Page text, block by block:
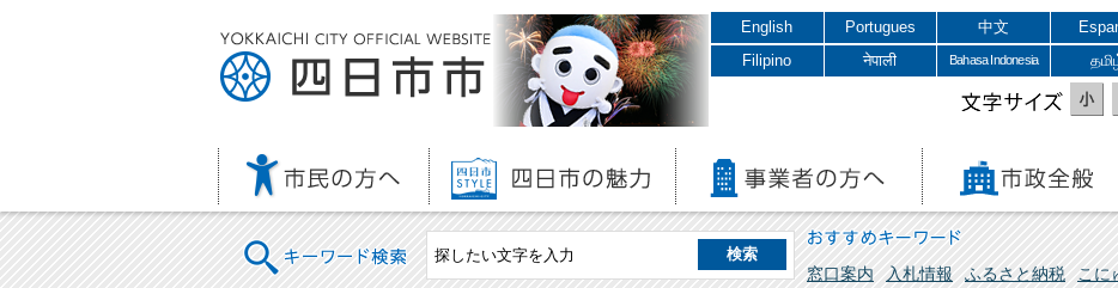
English Portugues 中文
Filipino
नेपाली Bahasa Indonesia
文字サイズ
キーワード検索 おすすめキーワード
窓口案内 入札情報 ふるさと納税 こに